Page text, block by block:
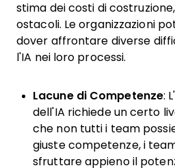
stima dei costi di
ostacoli. Le organizzazioni
dover affrontare diverse
l'IA nei loro processi.
Lacune di Competenze:
dell'IA richiede un certo
che non tutti i team
giuste competenze, i
sfruttare appieno il